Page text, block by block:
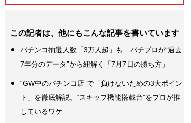
この記者は、他にもこんな記事を書いています
パチンコ抽選人数「3万人超」も…パチプロが“過去
7年分のデータ”から紐解く「7月7日の勝ち方」
“GW中のパチンコ店”で「負けないための3大ポイン
ト」を徹底解説。“スキップ機能搭載台”をプロが推
しているワケ